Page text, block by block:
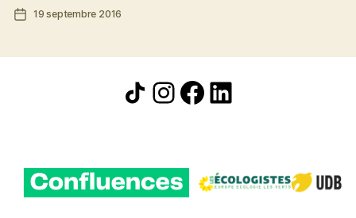
libère
neutraliser
Date19 septembre 2016
Icône de partage
Instagram
Facebook
LinkedIn